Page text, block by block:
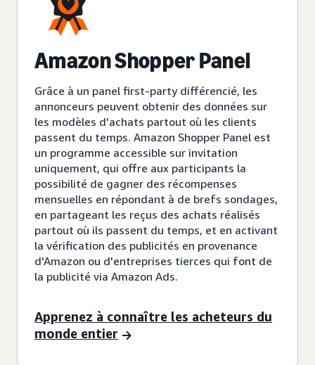
Amazon Shopper Panel
Grâce à un panel first-party différencié, les
annonceurs peuvent obtenir des données sur
les modèles d'achats partout où les clients
passent du temps. Amazon Shopper Panel est
un programme accessible sur invitation
uniquement, qui offre aux participants la
possibilité de gagner des récompenses
mensuelles en répondant à de brefs sondages,
en partageant les reçus des achats réalisés
partout où ils passent du temps, et en activant
la vérification des publicités en provenance
d'Amazon ou d'entreprises tierces qui font de
la publicité via Amazon Ads.
Apprenez à connaître les acheteurs du
monde entier